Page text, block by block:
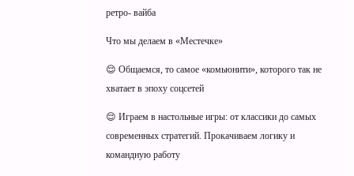
ретро- вайба
Что мы делаем в «Местечке»
😌 Общаемся, то самое «комьюнити», которого так не
хватает в эпоху соцсетей
😌 Играем в настольные игры: от классики до самых
современных стратегий. Прокачиваем логику и
командную работу